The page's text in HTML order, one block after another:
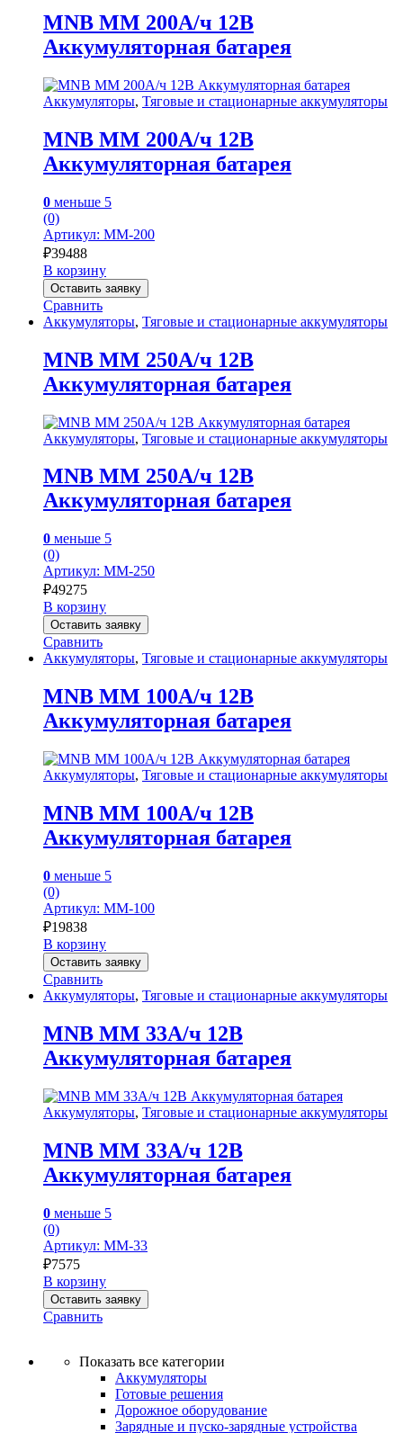
MNB MM 200А/ч 12В
Аккумуляторная батарея
Аккумуляторы, Тяговые и стационарные аккумуляторы
MNB MM 200А/ч 12В
Аккумуляторная батарея
0 меньше 5
(0)
Артикул: MM-200
₽39488
В корзину
Оставить заявку
Сравнить
Аккумуляторы, Тяговые и стационарные аккумуляторы
MNB MM 250А/ч 12В
Аккумуляторная батарея
Аккумуляторы, Тяговые и стационарные аккумуляторы
MNB MM 250А/ч 12В
Аккумуляторная батарея
0 меньше 5
(0)
Артикул: MM-250
₽49275
В корзину
Оставить заявку
Сравнить
Аккумуляторы, Тяговые и стационарные аккумуляторы
MNB MM 100А/ч 12В
Аккумуляторная батарея
Аккумуляторы, Тяговые и стационарные аккумуляторы
MNB MM 100А/ч 12В
Аккумуляторная батарея
0 меньше 5
(0)
Артикул: MM-100
₽19838
В корзину
Оставить заявку
Сравнить
Аккумуляторы, Тяговые и стационарные аккумуляторы
MNB MM 33А/ч 12В
Аккумуляторная батарея
Аккумуляторы, Тяговые и стационарные аккумуляторы
MNB MM 33А/ч 12В
Аккумуляторная батарея
0 меньше 5
(0)
Артикул: MM-33
₽7575
В корзину
Оставить заявку
Сравнить
Показать все категории
Аккумуляторы
Готовые решения
Дорожное оборудование
Зарядные и пуско-зарядные устройства